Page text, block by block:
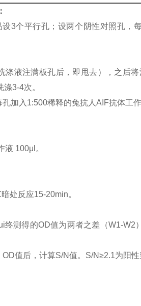
：
3个平行孔；设两个阴性对照孔，
涤液注满板孔后，即甩去），之后
3-4次。
孔加入1:500稀释的兔抗人AIF抗体工
液 100μl。
暗处反应15-20min。
终测得的OD值为两者之差（W1-W2
值后，计算S/N值。S/N≥2.1为阳性